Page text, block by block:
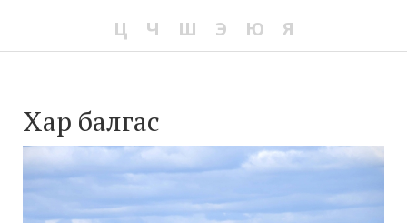
Ц
Ч Ш Э Ю Я
Хар балгас